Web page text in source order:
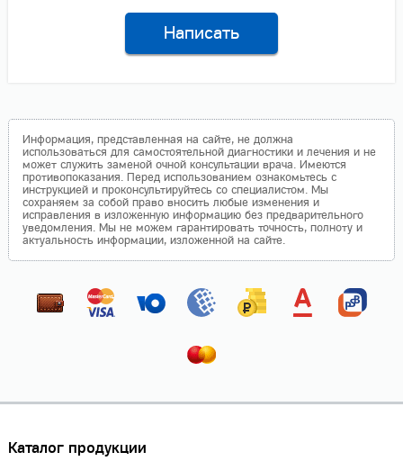
Написать
Информация, представленная на сайте, не должна
использоваться для самостоятельной диагностики и лечения и не
может служить заменой очной консультации врача. Имеются
противопоказания. Перед использованием ознакомьтесь с
инструкцией и проконсультируйтесь со специалистом. Мы
сохраняем за собой право вносить любые изменения и
исправления в изложенную информацию без предварительного
уведомления. Мы не можем гарантировать точность, полноту и
актуальность информации, изложенной на сайте.
Каталог продукции